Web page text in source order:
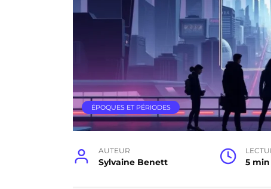
ÉPOQUES ET PÉRIODES
AUTEUR
Sylvaine Benett 5 min